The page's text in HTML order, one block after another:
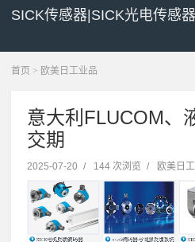
SICK传感器|SICK光电传感
首页 > 欧美日工业品
意大利FLUCOM、
交期
2025-07-20 / 144 次浏览 / 欧美日